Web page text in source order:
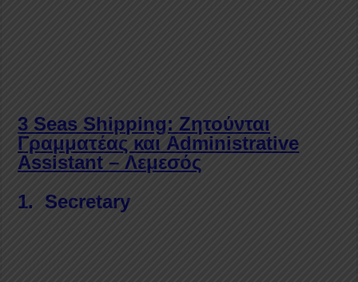
3 Seas Shipping: Ζητούνται
Γραμματέας και Administrative
Assistant – Λεμεσός
1. Secretary